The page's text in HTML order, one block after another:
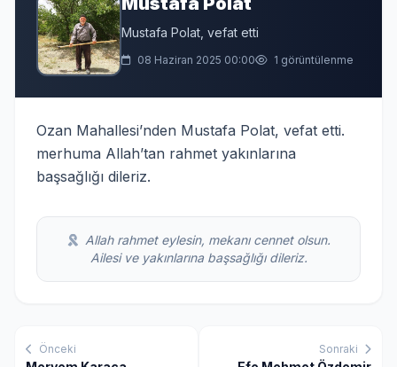
Mustafa Polat, vefat etti
08 Haziran 2025 00:00 1 görüntülenme
Ozan Mahallesi’nden Mustafa Polat, vefat etti.
merhuma Allah’tan rahmet yakınlarına
başsağlığı dileriz.
Allah rahmet eylesin, mekanı cennet olsun.
Ailesi ve yakınlarına başsağlığı dileriz.
Önceki Sonraki